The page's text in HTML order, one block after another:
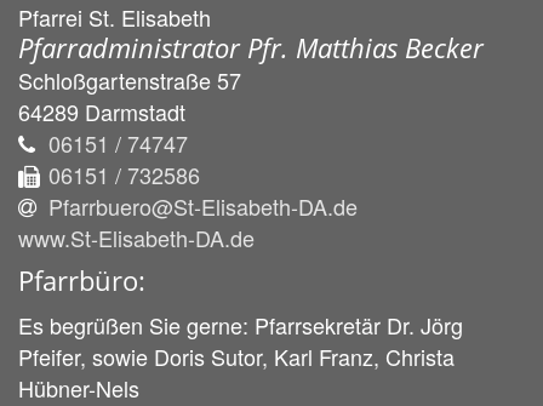
Pfarrei St. Elisabeth
Pfarradministrator Pfr. Matthias Becker
Schloßgartenstraße 57
64289 Darmstadt
06151 / 74747
06151 / 732586
Pfarrbuero@St-Elisabeth-DA.de
www.St-Elisabeth-DA.de
Pfarrbüro:
Es begrüßen Sie gerne: Pfarrsekretär Dr. Jörg
Pfeifer, sowie Doris Sutor, Karl Franz, Christa
Hübner-Nels